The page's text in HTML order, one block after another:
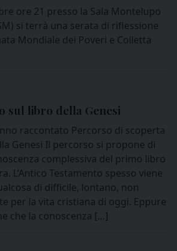
ore 21 presso la Sala Montelupo
si terrà una serata di riflessione
Mondiale dei Poveri e Colletta
sul libro della Genesi
raccontato Percorso di scoperta
Genesi Il percorso si propone di
complessiva del primo libro
L’Antico Testamento spesso viene
di difficile, lontano, non
per la vita cristiana di oggi. Eppure
che la conoscenza […]